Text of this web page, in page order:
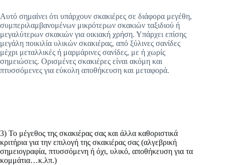
Αυτό σημαίνει ότι υπάρχουν σκακιέρες σε διάφορα μεγέθη,
συμπεριλαμβανομένων μικρότερων σκακιών ταξιδιού ή
μεγαλύτερων σκακιών για οικιακή χρήση. Υπάρχει επίσης
μεγάλη ποικιλία υλικών σκακιέρας, από ξύλινες σανίδες
μέχρι μεταλλικές ή μαρμάρινες σανίδες, με ή χωρίς
σημειώσεις. Ορισμένες σκακιέρες είναι ακόμη και
πτυσσόμενες για εύκολη αποθήκευση και μεταφορά.
3) Το μέγεθος της σκακιέρας σας και άλλα καθοριστικά
κριτήρια για την επιλογή της σκακιέρας σας (αλγεβρική
σημειογραφία, πτυσσόμενη ή όχι, υλικό, αποθήκευση για τα
κομμάτια…κ.λπ.)